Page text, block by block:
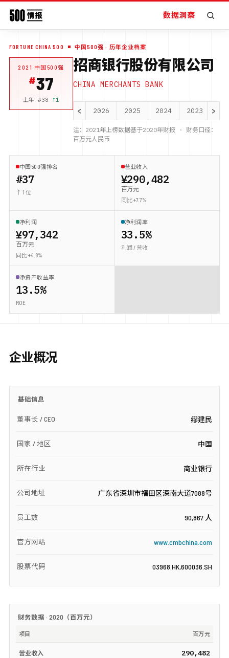
数据洞察
FORTUNE CHINA 500 中国500强 · 历年企业档案
2021 中国500强
37
上年 #38 ↑1
招商银行股份有限公司
CHINA MERCHANTS BANK
< 2026 2025 2024 2023 >
注： 2021年上榜数据基于2020年财报 · 财务口径：
百万元人民币
中国500强排名
#37
↑ 1 位
营业收入
¥290,482
百万元
同比 +7.7%
净利润
¥97,342
百万元
同比 +4.8%
净利润率
33.5%
利润 / 营收
净资产收益率
13.5%
ROE
企业概况
基础信息
董事长 / CEO 缪建民
国家 / 地区 中国
所在行业 商业银行
公司地址 广东省深圳市福田区深南大道7088号
员工数 90,867 人
官方网站 www.cmbchina.com
股票代码 03968.HK,600036.SH
财务数据 · 2020 （百万元）
项目 百万元
营业收入 290,482